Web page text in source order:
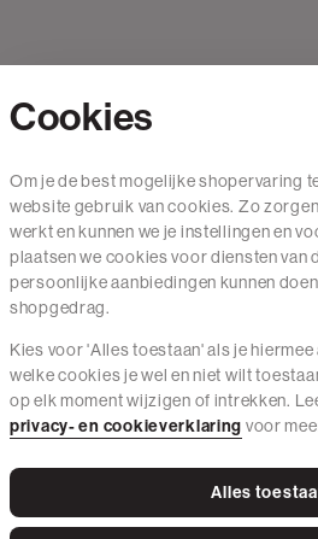
Mail ons
020 - 3412 650
Van maandag t/m vrijdag van 8.30 uur tot
Service
Wij zijn The Sting
Cookies
Om je de best mogelijke shopervaring
website gebruik van cookies. Zo
werkt en kunnen we je instellingen en
plaatsen we cookies voor diensten van
persoonlijke aanbiedingen kunnen
shopgedrag.
Kies voor 'Alles toestaan' als je
welke cookies je wel en niet wilt
op elk moment wijzigen of intrekken.
privacy- en cookieverklaring voor
Alles